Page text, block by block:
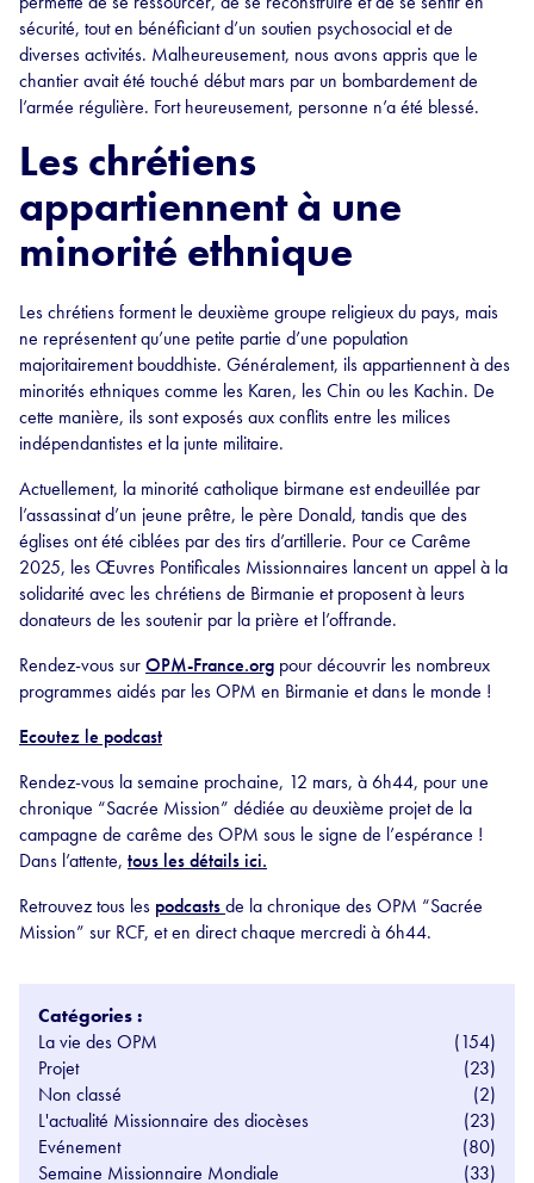
sécurité, tout en bénéficiant d’un soutien psychosocial et de
diverses activités. Malheureusement, nous avons appris que le
chantier avait été touché début mars par un bombardement de
l’armée régulière. Fort heureusement, personne n’a été blessé.
Les chrétiens
appartiennent à une
minorité ethnique
Les chrétiens forment le deuxième groupe religieux du pays, mais
ne représentent qu’une petite partie d’une population
majoritairement bouddhiste. Généralement, ils appartiennent à des
minorités ethniques comme les Karen, les Chin ou les Kachin. De
cette manière, ils sont exposés aux conflits entre les milices
indépendantistes et la junte militaire.
Actuellement, la minorité catholique birmane est endeuillée par
l’assassinat d’un jeune prêtre, le père Donald, tandis que des
églises ont été ciblées par des tirs d’artillerie. Pour ce Carême
2025, les Œuvres Pontificales Missionnaires lancent un appel à la
solidarité avec les chrétiens de Birmanie et proposent à leurs
donateurs de les soutenir par la prière et l’offrande.
Rendez-vous surOPM-France.org pour découvrir les nombreux
programmes aidés par les OPM en Birmanie et dans le monde !
Ecoutez le podcast
Rendez-vous la semaine prochaine, 12 mars, à 6h44, pour une
chronique “Sacrée Mission” dédiée au deuxième projet de la
campagne de carême des OPM sous le signe de l’espérance !
Dans l’attente, tous les détails ici.
Retrouvez tous les podcastsde la chronique des OPM “Sacrée
Mission” sur RCF, et en direct chaque mercredi à 6h44.
Catégories :
La vie des OPM
(154)
Projet
(23)
Non classé
(2)
L'actualité Missionnaire des diocèses
(23)
Evénement
(80)
Semaine Missionnaire Mondiale
(33)